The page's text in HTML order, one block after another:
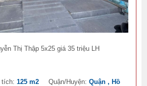
Thị Thập 5x25 giá 35 triệu LH
tích:125 m2 Quận/Huyện:Quận , Hồ